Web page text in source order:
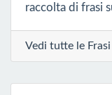
raccolta di frasi
Vedi tutte le